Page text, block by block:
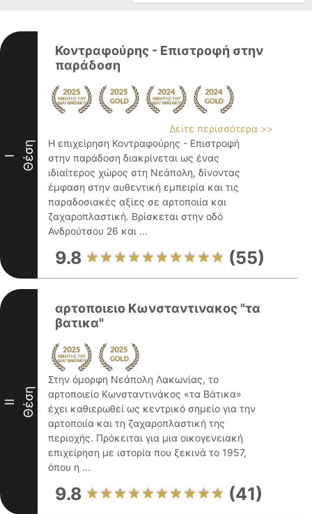
I Θέση
Κοντραφούρης - Επιστροφή στην
παράδοση
Δείτε περισσότερα >>
Η επιχείρηση Κοντραφούρης - Επιστροφή
στην παράδοση διακρίνεται ως ένας
ιδιαίτερος χώρος στη Νεάπολη, δίνοντας
έμφαση στην αυθεντική εμπειρία και τις
παραδοσιακές αξίες σε αρτοποιία και
ζαχαροπλαστική. Βρίσκεται στην οδό
Ανδρούτσου 26 και ...
9.8 (55)
II Θέση
αρτοποιειο Κωνσταντινακος "τα
βατικα"
Στην όμορφη Νεάπολη Λακωνίας, το
αρτοποιείο Κωνσταντινάκος «τα Βάτικα»
έχει καθιερωθεί ως κεντρικό σημείο για την
αρτοποιία και τη ζαχαροπλαστική της
περιοχής. Πρόκειται για μια οικογενειακή
επιχείρηση με ιστορία που ξεκινά το 1957,
όπου η ...
9.8 (41)